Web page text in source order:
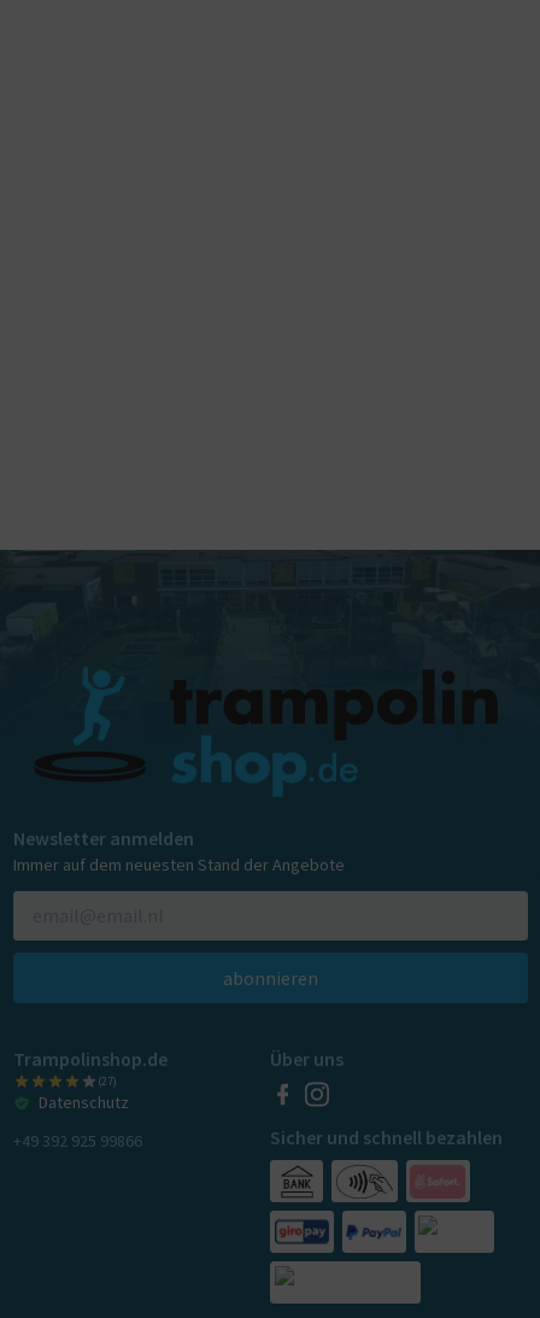
Newsletter anmelden
Immer auf dem neuesten Stand der Angebote
abonnieren
Trampolinshop.de
(27)
Datenschutz
+49 392 925 99866
Über uns
Sicher und schnell bezahlen